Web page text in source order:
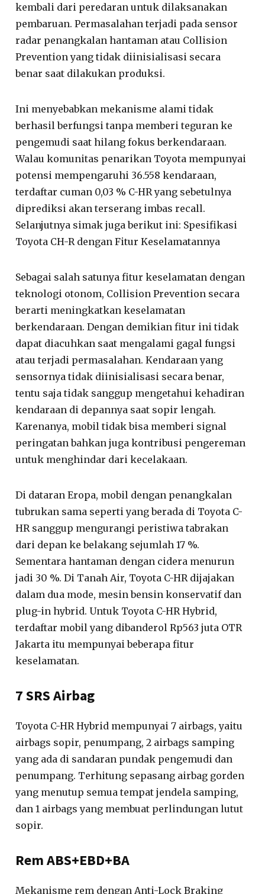
kembali dari peredaran untuk dilaksanakan
pembaruan. Permasalahan terjadi pada sensor
radar penangkalan hantaman atau Collision
Prevention yang tidak diinisialisasi secara
benar saat dilakukan produksi.
Ini menyebabkan mekanisme alami tidak
berhasil berfungsi tanpa memberi teguran ke
pengemudi saat hilang fokus berkendaraan.
Walau komunitas penarikan Toyota mempunyai
potensi mempengaruhi 36.558 kendaraan,
terdaftar cuman 0,03 % C-HR yang sebetulnya
diprediksi akan terserang imbas recall.
Selanjutnya simak juga berikut ini: Spesifikasi
Toyota CH-R dengan Fitur Keselamatannya
Sebagai salah satunya fitur keselamatan dengan
teknologi otonom, Collision Prevention secara
berarti meningkatkan keselamatan
berkendaraan. Dengan demikian fitur ini tidak
dapat diacuhkan saat mengalami gagal fungsi
atau terjadi permasalahan. Kendaraan yang
sensornya tidak diinisialisasi secara benar,
tentu saja tidak sanggup mengetahui kehadiran
kendaraan di depannya saat sopir lengah.
Karenanya, mobil tidak bisa memberi signal
peringatan bahkan juga kontribusi pengereman
untuk menghindar dari kecelakaan.
Di dataran Eropa, mobil dengan penangkalan
tubrukan sama seperti yang berada di Toyota C-
HR sanggup mengurangi peristiwa tabrakan
dari depan ke belakang sejumlah 17 %.
Sementara hantaman dengan cidera menurun
jadi 30 %. Di Tanah Air, Toyota C-HR dijajakan
dalam dua mode, mesin bensin konservatif dan
plug-in hybrid. Untuk Toyota C-HR Hybrid,
terdaftar mobil yang dibanderol Rp563 juta OTR
Jakarta itu mempunyai beberapa fitur
keselamatan.
7 SRS Airbag
Toyota C-HR Hybrid mempunyai 7 airbags, yaitu
airbags sopir, penumpang, 2 airbags samping
yang ada di sandaran pundak pengemudi dan
penumpang. Terhitung sepasang airbag gorden
yang menutup semua tempat jendela samping,
dan 1 airbags yang membuat perlindungan lutut
sopir.
Rem ABS+EBD+BA
Mekanisme rem dengan Anti-Lock Braking